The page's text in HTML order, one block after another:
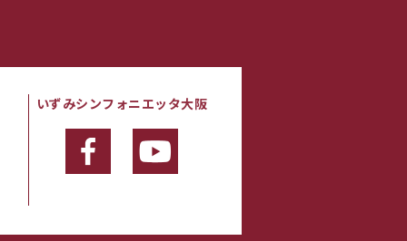
いずみシンフォニエッタ大阪